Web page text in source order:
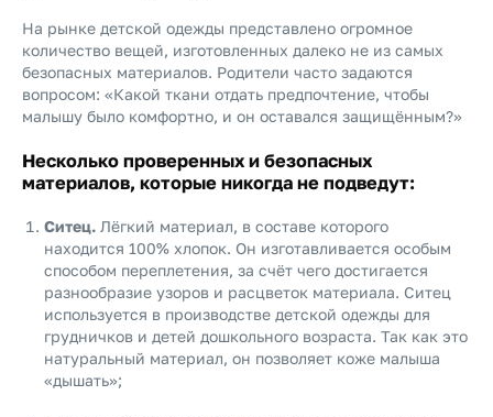
На рынке детской одежды представлено огромное
количество вещей, изготовленных далеко не из самых
безопасных материалов. Родители часто задаются
вопросом: «Какой ткани отдать предпочтение, чтобы
малышу было комфортно, и он оставался защищённым?»
Несколько проверенных и безопасных
материалов, которые никогда не подведут:
Ситец. Лёгкий материал, в составе которого
находится 100% хлопок. Он изготавливается особым
способом переплетения, за счёт чего достигается
разнообразие узоров и расцветок материала. Ситец
используется в производстве детской одежды для
грудничков и детей дошкольного возраста. Так как это
натуральный материал, он позволяет коже малыша
«дышать»;